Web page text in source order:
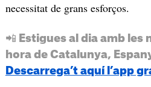
necessitat de grans esforços.
📲 Estigues al dia amb les
hora de Catalunya,
Descarrega’t aquí l’app